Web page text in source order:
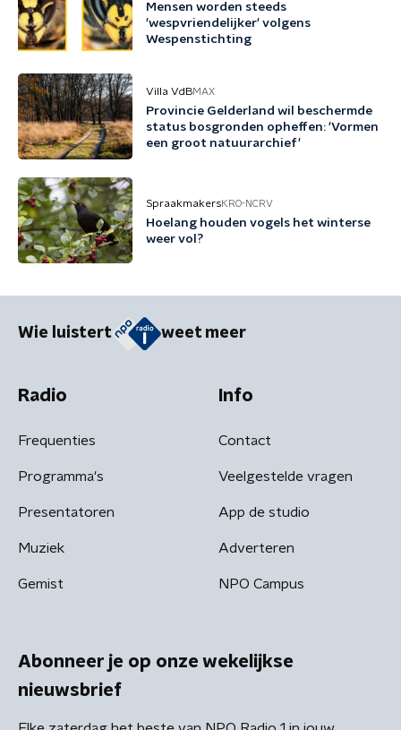
Mensen worden steeds
'wespvriendelijker' volgens
Wespenstichting
Villa VdBMAX
Provincie Gelderland wil beschermde
status bosgronden opheffen: 'Vormen
een groot natuurarchief'
SpraakmakersKRO-NCRV
Hoelang houden vogels het winterse
weer vol?
Wie luistert weet meer
Radio
Frequenties
Programma's
Presentatoren
Muziek
Gemist
Info
Contact
Veelgestelde vragen
App de studio
Adverteren
NPO Campus
Abonneer je op onze wekelijkse
nieuwsbrief